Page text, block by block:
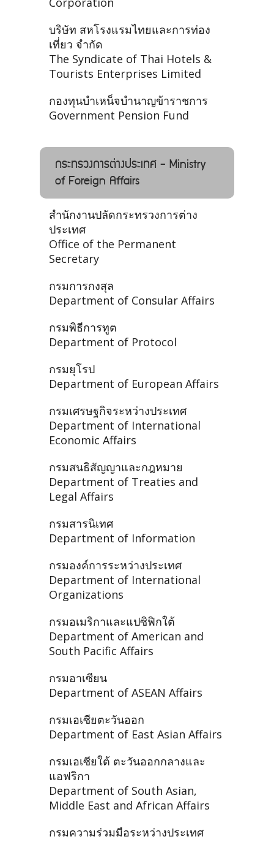
บริษัท สหโรงแรมไทยและการท่อง
เที่ยว จำกัด
The Syndicate of Thai Hotels &
Tourists Enterprises Limited
กองทุนบําเหน็จบํานาญข้าราชการ
Government Pension Fund
กระทรวงการต่างประเทศ - Ministry
of Foreign Affairs
สำนักงานปลัดกระทรวงการต่าง
ประเทศ
Office of the Permanent
Secretary
กรมการกงสุล
Department of Consular Affairs
กรมพิธีการทูต
Department of Protocol
กรมยุโรป
Department of European Affairs
กรมเศรษฐกิจระหว่างประเทศ
Department of International
Economic Affairs
กรมสนธิสัญญาและกฎหมาย
Department of Treaties and
Legal Affairs
กรมสารนิเทศ
Department of Information
กรมองค์การระหว่างประเทศ
Department of International
Organizations
กรมอเมริกาและแปซิฟิกใต้
Department of American and
South Pacific Affairs
กรมอาเซียน
Department of ASEAN Affairs
กรมเอเซียตะวันออก
Department of East Asian Affairs
กรมเอเซียใต้ ตะวันออกกลางและ
แอฟริกา
Department of South Asian,
Middle East and African Affairs
กรมความร่วมมือระหว่างประเทศ